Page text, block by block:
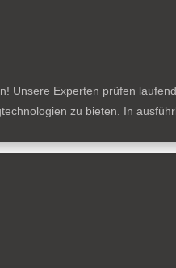
Unsere Experten prüfen
zu bieten. In